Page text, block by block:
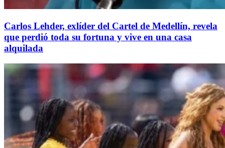
Carlos Lehder, exlíder del Cartel de Medellín, revela
que perdió toda su fortuna y vive en una casa
alquilada